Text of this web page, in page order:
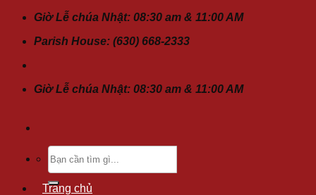
ChuyểnGiờ Lễ chúa Nhật: 08:30 am & 11:00 AM
Parish House: (630) 668-2333
Giờ Lễ chúa Nhật: 08:30 am & 11:00 AM
Tìm
kiếm:
Trang chủ